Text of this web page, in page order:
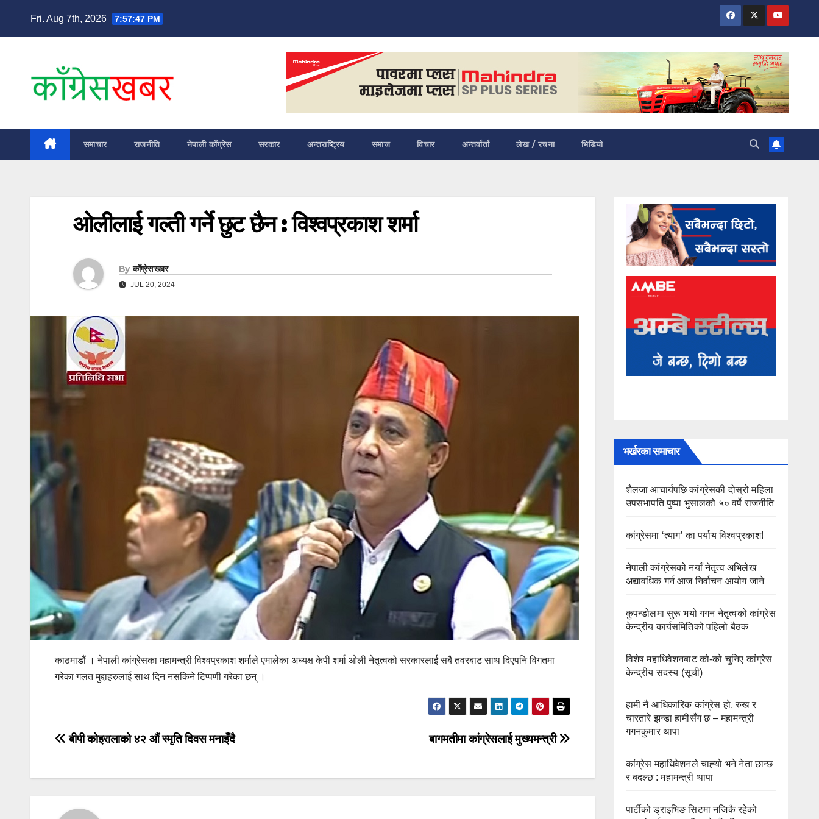
Fri. Aug 7th, 2026 7:57:48 PM
समाचार राजनीति नेपाली काँग्रेस सरकार अन्तराष्ट्रिय समाज विचार अन्तर्वार्ता लेख / रचना भिडियो
ओलीलाई गल्ती गर्ने छुट छैन : विश्वप्रकाश शर्मा
By काँग्रेस खबर
JUL 20, 2024
काठमाडौं । नेपाली कांग्रेसका महामन्त्री विश्वप्रकाश शर्माले एमालेका अध्यक्ष केपी शर्मा ओली नेतृत्वको सरकारलाई सबै तवरबाट साथ दिएपनि विगतमा
गरेका गलत मुद्दाहरुलाई साथ दिन नसकिने टिप्पणी गरेका छन् ।
Post
बागमतीमा कांग्रेसलाई मुख्यमन्त्री
बीपी कोइरालाको ४२ औं स्मृति दिवस मनाइँदै
भर्खरका समाचार
शैलजा आचार्यपछि कांग्रेसकी दोस्रो महिला
उपसभापति पुष्पा भुसालको ५० वर्षे राजनीति
कांग्रेसमा ‘त्याग’ का पर्याय विश्वप्रकाश!
नेपाली कांग्रेसको नयाँ नेतृत्व अभिलेख
अद्यावधिक गर्न आज निर्वाचन आयोग जाने
कुपन्डोलमा सुरू भयो गगन नेतृत्वको कांग्रेस
केन्द्रीय कार्यसमितिको पहिलो बैठक
विशेष महाधिवेशनबाट को-को चुनिए कांग्रेस
केन्द्रीय सदस्य (सूची)
हामी नै आधिकारिक कांग्रेस हो, रुख र
चारतारे झन्डा हामीसँग छ – महामन्त्री
गगनकुमार थापा
कांग्रेस महाधिवेशनले चाह्‍यो भने नेता छान्छ
र बदल्छ : महामन्त्री थापा
पार्टीको ड्राइभिङ सिटमा नजिकै रहेको